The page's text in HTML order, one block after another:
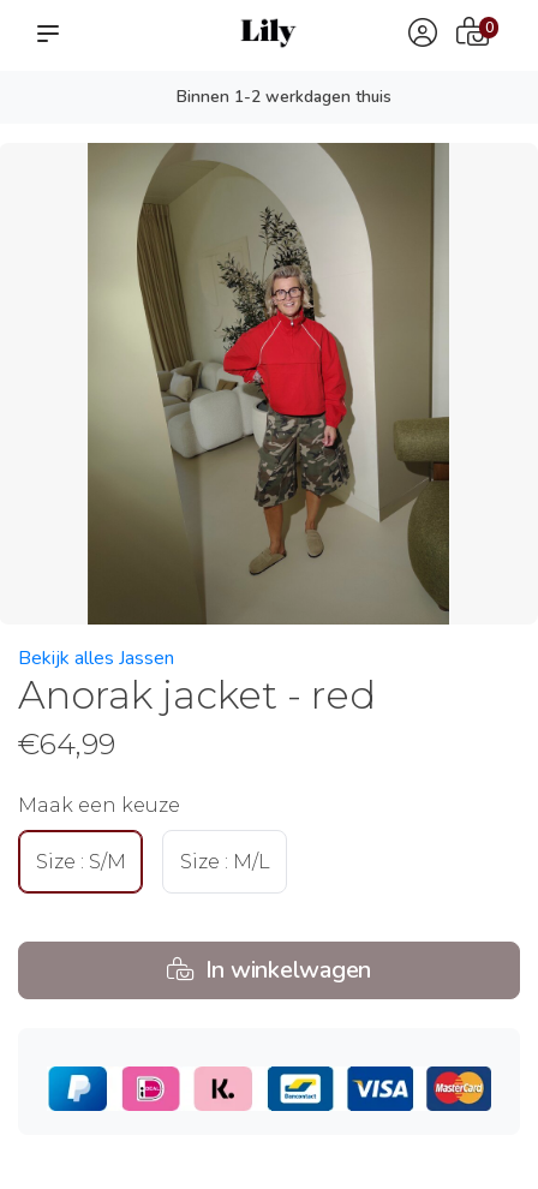
Binnen 1-2 werkdagen thuis
0
Bekijk alles Jassen
Anorak jacket - red
€64,99
Maak een keuze
Size : S/M Size : M/L
In winkelwagen